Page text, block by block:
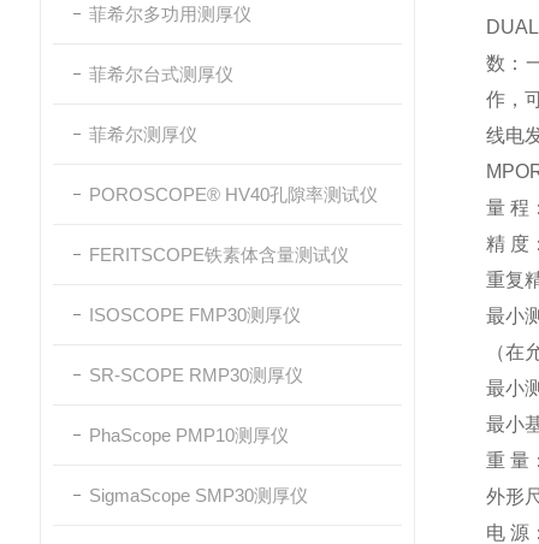
菲希尔多功用测厚仪
菲希尔台式测厚仪
菲希尔测厚仪
POROSCOPE® HV40孔隙率测试仪
FERITSCOPE铁素体含量测试仪
ISOSCOPE FMP30测厚仪
SR-SCOPE RMP30测厚仪
PhaScope PMP10测厚仪
SigmaScope SMP30测厚仪
数：
作，
线电
量 程
精 度
重复
最小
（在
最小
最小
重 量
外形
电 源